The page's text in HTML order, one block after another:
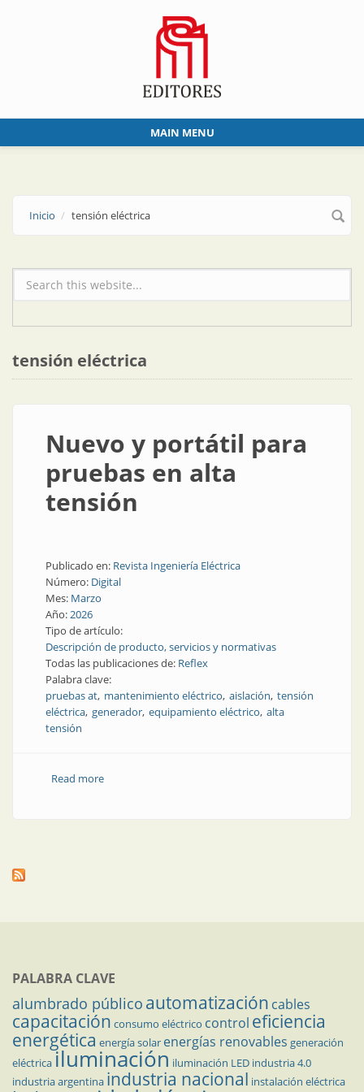
MAIN MENU
Inicio tensión eléctrica
Formulario de búsqueda
tensión eléctrica
Nuevo y portátil para
pruebas en alta
tensión
Publicado en: Revista Ingeniería Eléctrica
Número: Digital
Mes: Marzo
Año:2026
Tipo de artículo:
Descripción de producto, servicios y normativas
Todas las publicaciones de: Reflex
Palabra clave:
pruebas at mantenimiento eléctrico aislación tensión
eléctrica generador equipamiento eléctrico alta
tensión
Read moreabout Nuevo y portátil para pruebas en alta tensión
PALABRA CLAVE
alumbrado público automatización cables
capacitación consumo eléctrico control eficiencia
energética energía solar energías renovables generación
eléctricailuminación iluminación LED industria 4.0
industria argentina industria nacional instalación eléctrica